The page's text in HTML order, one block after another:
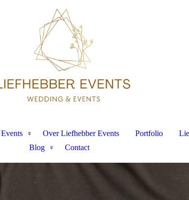
Events Over Liefhebber Events Portfolio
Blog
Contact